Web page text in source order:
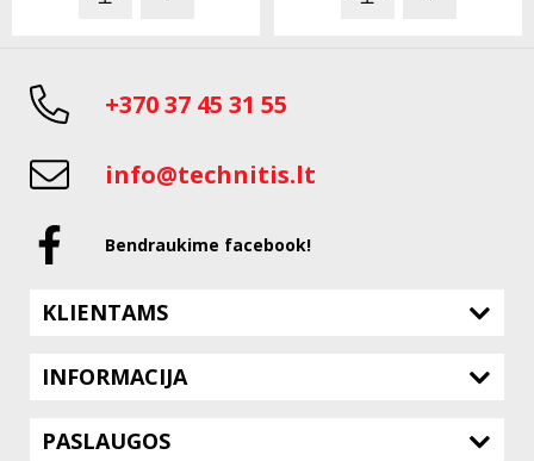
+370 37 45 31 55
info@technitis.lt
Bendraukime facebook!
KLIENTAMS
INFORMACIJA
PASLAUGOS